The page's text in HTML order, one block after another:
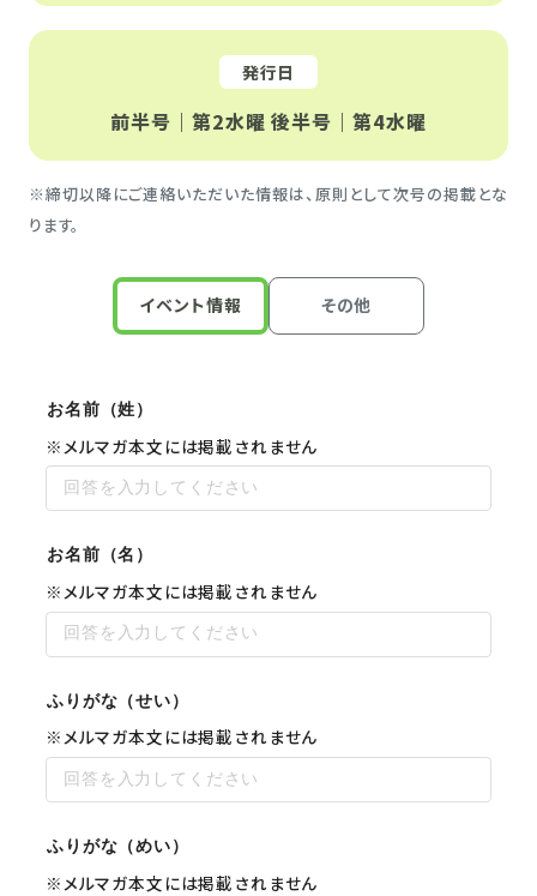
発行日
前半号｜第2水曜 後半号｜第4水曜
※締切以降にご連絡いただいた情報は、原則として次号の掲載とな
ります。
イベント情報 その他
お名前（姓）
※メルマガ本文には掲載されません
お名前（名）
※メルマガ本文には掲載されません
ふりがな（せい）
※メルマガ本文には掲載されません
ふりがな（めい）
※メルマガ本文には掲載されません